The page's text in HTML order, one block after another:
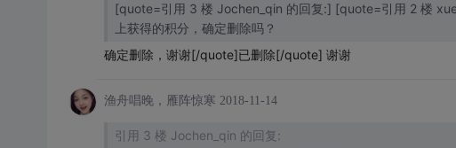
[quote=引用 3 楼 Jochen_qin 的回复:] [quote=引用 2 楼
上获得的积分，确定删除吗？
确定删除，谢谢[/quote]已删除[/quote] 谢谢
渔舟唱晚，雁阵惊寒 2018-11-14
引用 3 楼 Jochen_qin 的回复: